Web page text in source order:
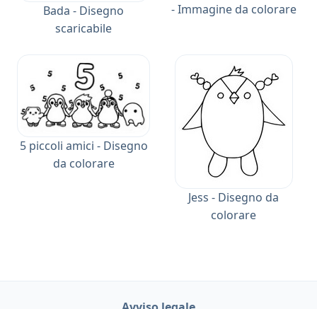
Bada - Disegno
scaricabile
- Immagine da colorare
5 piccoli amici - Disegno
da colorare
Jess - Disegno da
colorare